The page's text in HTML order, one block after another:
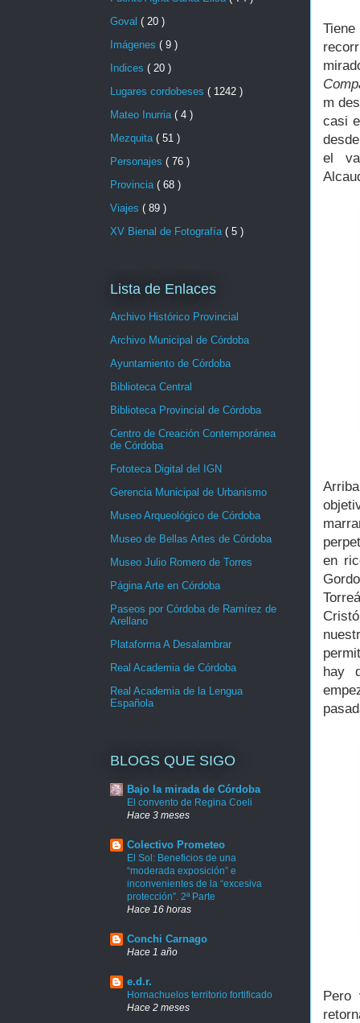
m
casi
el
en
hay
Pero
Goval ( 20 )
Imágenes ( 9 )
Indices ( 20 )
Lugares cordobeses ( 1242 )
Mateo Inurria ( 4 )
Mezquita ( 51 )
Personajes ( 76 )
Provincia ( 68 )
Viajes ( 89 )
XV Bienal de Fotografía ( 5 )
Lista de Enlaces
Archivo Histórico Provincial
Archivo Municipal de Córdoba
Ayuntamiento de Córdoba
Biblioteca Central
Biblioteca Provincial de Córdoba
Centro de Creación Contemporánea
de Córdoba
Fototeca Digital del IGN
Gerencia Municipal de Urbanismo
Museo Arqueológico de Córdoba
Museo de Bellas Artes de Córdoba
Museo Julio Romero de Torres
Página Arte en Córdoba
Paseos por Córdoba de Ramírez de
Arellano
Plataforma A Desalambrar
Real Academia de Córdoba
Real Academia de la Lengua
Española
BLOGS QUE SIGO
Bajo la mirada de Córdoba
El convento de Regina Coeli
Hace 3 meses
Colectivo Prometeo
El Sol: Beneficios de una
“moderada exposición” e
inconvenientes de la “excesiva
protección”. 2ª Parte
Hace 16 horas
Conchi Carnago
Hace 1 año
e.d.r.
Hornachuelos territorio fortificado
Hace 2 meses